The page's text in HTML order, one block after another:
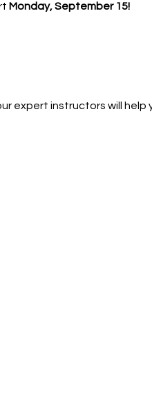
Monday, September 15!
expert instructors will help